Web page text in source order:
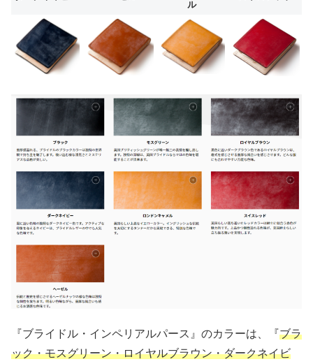
ル
『ブライドル・インペリアルパース』のカラーは、『ブラ
ック・モスグリーン・ロイヤルブラウン・ダークネイビ